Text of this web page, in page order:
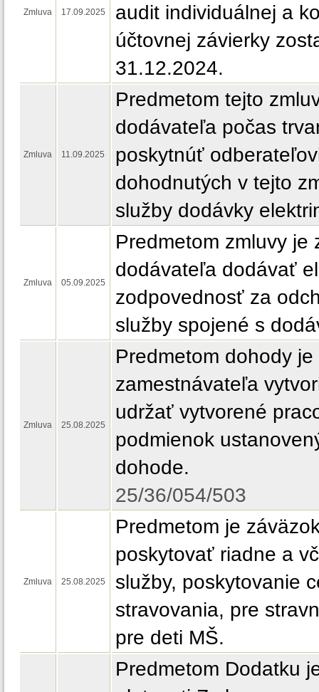
Zmluva 17.09.2025
audit individuálnej a
účtovnej závierky
31.12.2024.
Zmluva 11.09.2025
Predmetom tejto
dodávateľa počas
poskytnúť
dohodnutých v tejto
služby dodávky
Zmluva 05.09.2025
Predmetom zmluvy je
dodávateľa dodávať
zodpovednosť za
služby spojené s
Zmluva 25.08.2025
Predmetom dohody
zamestnávateľa
udržať vytvorené
podmienok
dohode.
25/36/054/503
Zmluva 25.08.2025
Predmetom je
poskytovať riadne a
služby, poskytovanie
stravovania, pre
pre deti MŠ.
Predmetom Dodatku